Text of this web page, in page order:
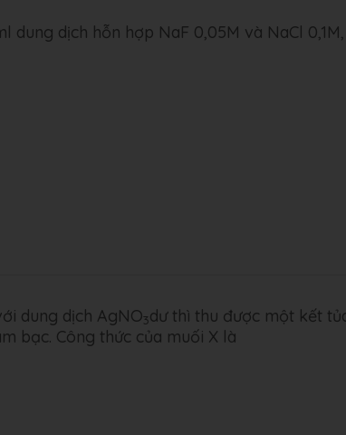
dung dịch hỗn hợp NaF 0,05M và NaCl 0,1M,
dung dịch AgNO3dư thì thu được một kết
bạc. Công thức của muối X là